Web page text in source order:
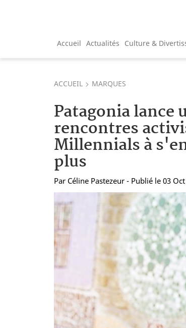
Accueil Actualités Culture &
ACCUEIL MARQUES
Patagonia lance
rencontres
Millennials à
plus
Par Céline Pastezeur - Publié le 03